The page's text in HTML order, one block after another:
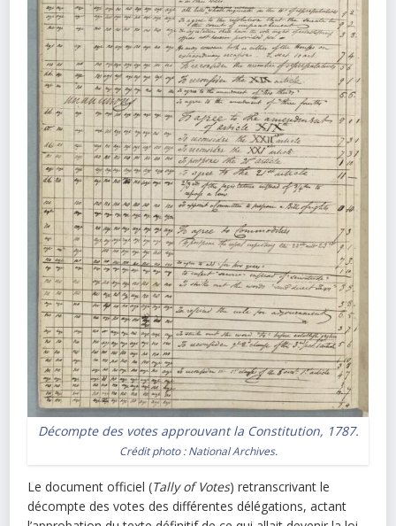
Décompte des votes approuvant la Constitution, 1787.
Crédit photo : National Archives.
Le document officiel (Tally of Votes) retranscrivant le
décompte des votes des différentes délégations, actant